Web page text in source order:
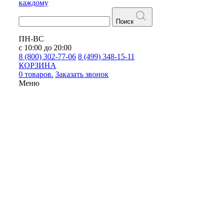
каждому
Поиск
ПН-ВС
с 10:00 до 20:00
8 (800) 302-77-06 8 (499) 348-15-11
КОРЗИНА
0 товаров. Заказать звонок
Меню